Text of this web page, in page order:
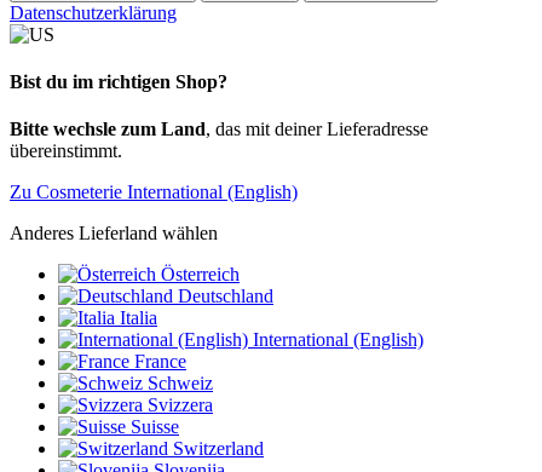
Datenschutzerklärung
Bist du im richtigen Shop?
Bitte wechsle zum Land, das mit deiner Lieferadresse
übereinstimmt.
Zu Cosmeterie International (English)
Anderes Lieferland wählen
Österreich
Deutschland
Italia
International (English)
France
Schweiz
Svizzera
Suisse
Switzerland